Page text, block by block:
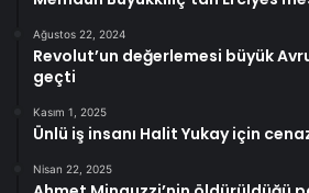
Ağustos 22, 2024
Revolut’un değerlemesi büyük
geçti
Kasım 1, 2025
Ünlü iş insanı Halit Yukay için
Nisan 22, 2025